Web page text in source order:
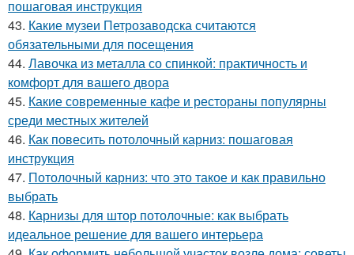
пошаговая инструкция
43. Какие музеи Петрозаводска считаются
обязательными для посещения
44. Лавочка из металла со спинкой: практичность и
комфорт для вашего двора
45. Какие современные кафе и рестораны популярны
среди местных жителей
46. Как повесить потолочный карниз: пошаговая
инструкция
47. Потолочный карниз: что это такое и как правильно
выбрать
48. Карнизы для штор потолочные: как выбрать
идеальное решение для вашего интерьера